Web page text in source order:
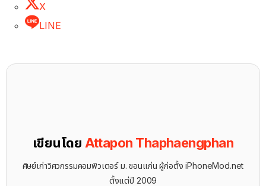
X
LINE
เขียนโดย Attapon Thaphaengphan
ศิษย์เก่าวิศวกรรมคอมพิวเตอร์ ม. ขอนแก่น ผู้ก่อตั้ง iPhoneMod.net
ตั้งแต่ปี 2009